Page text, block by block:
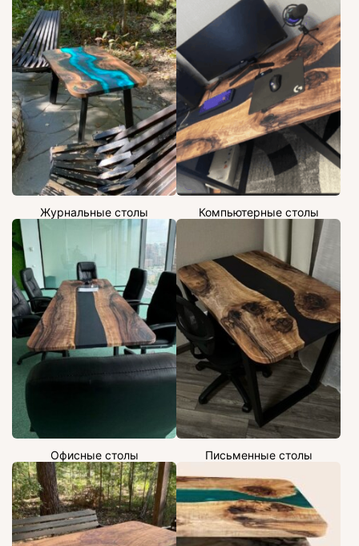
Журнальные столы Компьютерные столы
Офисные столы Письменные столы